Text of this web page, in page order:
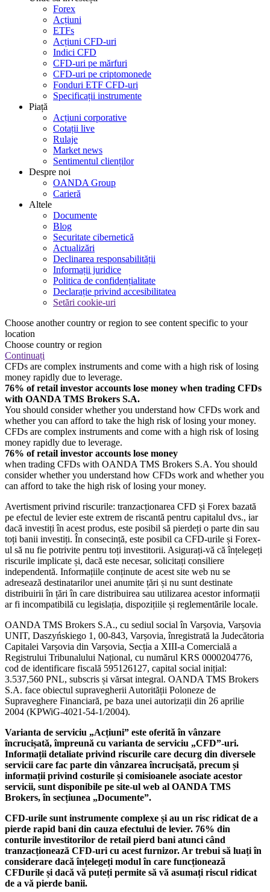
Forex
Acțiuni
ETFs
Acțiuni CFD-uri
Indici CFD
CFD-uri pe mărfuri
CFD-uri pe criptomonede
Fonduri ETF CFD-uri
Specificații instrumente
Piață
Acțiuni corporative
Cotații live
Rulaje
Market news
Sentimentul clienților
Despre noi
OANDA Group
Carieră
Altele
Documente
Blog
Securitate cibernetică
Actualizări
Declinarea responsabilității
Informații juridice
Politica de confidențialitate
Declarație privind accesibilitatea
Setări cookie-uri
Choose another country or region to see content specific to your
location
Choose country or region
Continuați
CFDs are complex instruments and come with a high risk of losing
money rapidly due to leverage.
76% of retail investor accounts lose money when trading CFDs
with OANDA TMS Brokers S.A.
You should consider whether you understand how CFDs work and
whether you can afford to take the high risk of losing your money.
CFDs are complex instruments and come with a high risk of losing
money rapidly due to leverage.
76% of retail investor accounts lose money
when trading CFDs with OANDA TMS Brokers S.A. You should
consider whether you understand how CFDs work and whether you
can afford to take the high risk of losing your money.
Avertisment privind riscurile: tranzacționarea CFD și Forex bazată
pe efectul de levier este extrem de riscantă pentru capitalul dvs., iar
dacă investiți în acest produs, este posibil să pierdeți o parte din sau
toți banii investiți. În consecință, este posibil ca CFD-urile și Forex-
ul să nu fie potrivite pentru toți investitorii. Asigurați-vă că înțelegeți
riscurile implicate și, dacă este necesar, solicitați consiliere
independentă. Informațiile conținute de acest site web nu se
adresează destinatarilor unei anumite țări și nu sunt destinate
distribuirii în țări în care distribuirea sau utilizarea acestor informații
ar fi incompatibilă cu legislația, dispozițiile și reglementările locale.
OANDA TMS Brokers S.A., cu sediul social în Varșovia, Varșovia
UNIT, Daszyńskiego 1, 00-843, Varșovia, înregistrată la Judecătoria
Capitalei Varșovia din Varșovia, Secția a XIII-a Comercială a
Registrului Tribunalului Național, cu numărul KRS 0000204776,
cod de identificare fiscală 595126127, capital social inițial:
3.537,560 PNL, subscris și vărsat integral. OANDA TMS Brokers
S.A. face obiectul supravegherii Autorității Poloneze de
Supraveghere Financiară, pe baza unei autorizații din 26 aprilie
2004 (KPWiG-4021-54-1/2004).
Varianta de serviciu „Acțiuni” este oferită în vânzare
încrucișată, împreună cu varianta de serviciu „CFD”-uri.
Informații detaliate privind riscurile care decurg din diversele
servicii care fac parte din vânzarea încrucișată, precum și
informații privind costurile și comisioanele asociate acestor
servicii, sunt disponibile pe site-ul web al OANDA TMS
Brokers, în secțiunea „Documente”.
CFD-urile sunt instrumente complexe și au un risc ridicat de a
pierde rapid bani din cauza efectului de levier. 76% din
conturile investitorilor de retail pierd bani atunci când
tranzacționează CFD-uri cu acest furnizor. Ar trebui să luați în
considerare dacă înțelegeți modul în care funcționează
CFDurile și dacă vă puteți permite să vă asumați riscul ridicat
de a vă pierde banii.